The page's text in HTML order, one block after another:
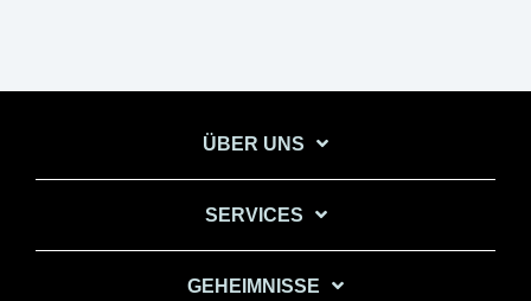
ÜBER UNS
SERVICES
GEHEIMNISSE